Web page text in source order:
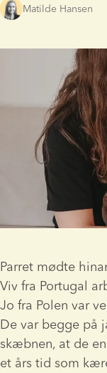
Matilde Hansen
Parret mødte
Viv fra Portugal
Jo fra Polen var
De var begge på
skæbnen, at de
et års tid som